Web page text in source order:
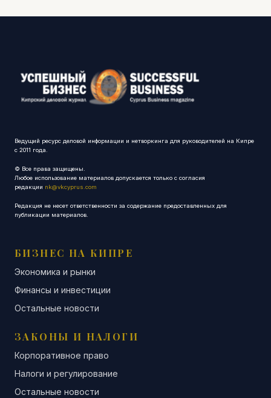
Ведущий ресурс деловой информации и нетворкинга для руководителей на Кипре
с 2011 года.
© Все права защищены.
Любое использование материалов допускается только с согласия
редакции nk@vkcyprus.com
Редакция не несет ответственности за содержание предоставленных для
публикации материалов.
БИЗНЕС НА КИПРЕ
Экономика и рынки
Финансы и инвестиции
Остальные новости
ЗАКОНЫ И НАЛОГИ
Корпоративное право
Налоги и регулирование
Остальные новости